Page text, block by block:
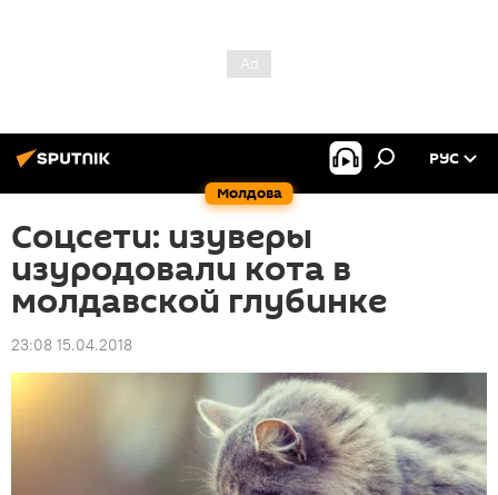
Молдова
РУС
Соцсети: изуверы
изуродовали кота в
молдавской глубинке
23:08 15.04.2018